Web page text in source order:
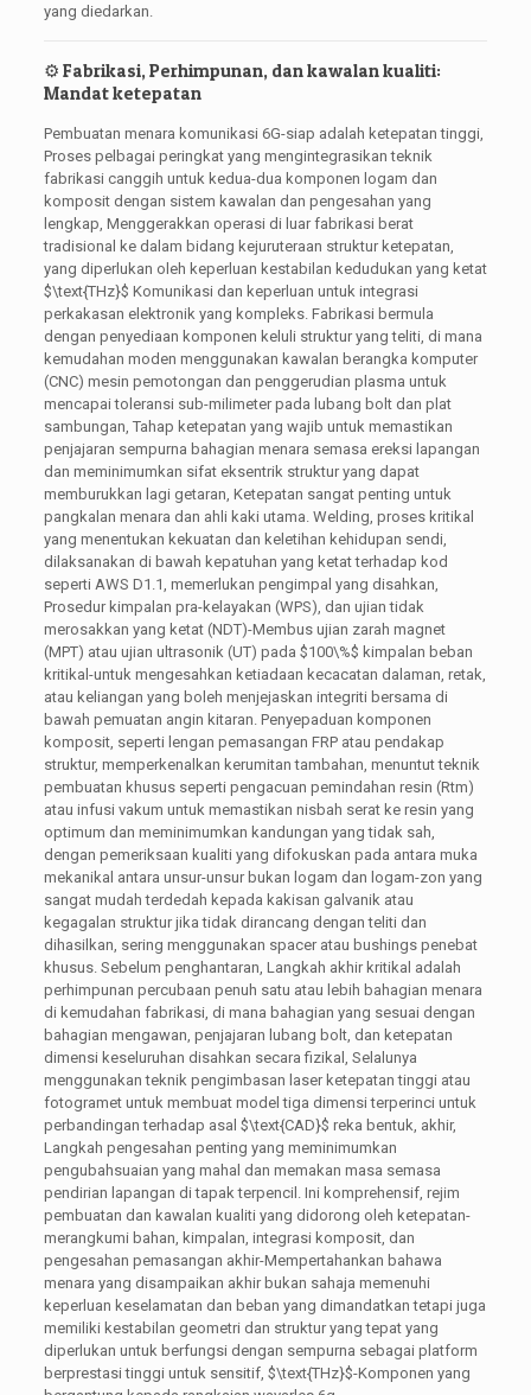
yang diedarkan.
⚙️ Fabrikasi, Perhimpunan, dan kawalan kualiti:
Mandat ketepatan
Pembuatan menara komunikasi 6G-siap adalah ketepatan tinggi,
Proses pelbagai peringkat yang mengintegrasikan teknik
fabrikasi canggih untuk kedua-dua komponen logam dan
komposit dengan sistem kawalan dan pengesahan yang
lengkap, Menggerakkan operasi di luar fabrikasi berat
tradisional ke dalam bidang kejuruteraan struktur ketepatan,
yang diperlukan oleh keperluan kestabilan kedudukan yang ketat
$\text{THz}$ Komunikasi dan keperluan untuk integrasi
perkakasan elektronik yang kompleks. Fabrikasi bermula
dengan penyediaan komponen keluli struktur yang teliti, di mana
kemudahan moden menggunakan kawalan berangka komputer
(CNC) mesin pemotongan dan penggerudian plasma untuk
mencapai toleransi sub-milimeter pada lubang bolt dan plat
sambungan, Tahap ketepatan yang wajib untuk memastikan
penjajaran sempurna bahagian menara semasa ereksi lapangan
dan meminimumkan sifat eksentrik struktur yang dapat
memburukkan lagi getaran, Ketepatan sangat penting untuk
pangkalan menara dan ahli kaki utama. Welding, proses kritikal
yang menentukan kekuatan dan keletihan kehidupan sendi,
dilaksanakan di bawah kepatuhan yang ketat terhadap kod
seperti AWS D1.1, memerlukan pengimpal yang disahkan,
Prosedur kimpalan pra-kelayakan (WPS), dan ujian tidak
merosakkan yang ketat (NDT)-Membus ujian zarah magnet
(MPT) atau ujian ultrasonik (UT) pada $100\%$ kimpalan beban
kritikal-untuk mengesahkan ketiadaan kecacatan dalaman, retak,
atau keliangan yang boleh menjejaskan integriti bersama di
bawah pemuatan angin kitaran. Penyepaduan komponen
komposit, seperti lengan pemasangan FRP atau pendakap
struktur, memperkenalkan kerumitan tambahan, menuntut teknik
pembuatan khusus seperti pengacuan pemindahan resin (Rtm)
atau infusi vakum untuk memastikan nisbah serat ke resin yang
optimum dan meminimumkan kandungan yang tidak sah,
dengan pemeriksaan kualiti yang difokuskan pada antara muka
mekanikal antara unsur-unsur bukan logam dan logam-zon yang
sangat mudah terdedah kepada kakisan galvanik atau
kegagalan struktur jika tidak dirancang dengan teliti dan
dihasilkan, sering menggunakan spacer atau bushings penebat
khusus. Sebelum penghantaran, Langkah akhir kritikal adalah
perhimpunan percubaan penuh satu atau lebih bahagian menara
di kemudahan fabrikasi, di mana bahagian yang sesuai dengan
bahagian mengawan, penjajaran lubang bolt, dan ketepatan
dimensi keseluruhan disahkan secara fizikal, Selalunya
menggunakan teknik pengimbasan laser ketepatan tinggi atau
fotogramet untuk membuat model tiga dimensi terperinci untuk
perbandingan terhadap asal $\text{CAD}$ reka bentuk, akhir,
Langkah pengesahan penting yang meminimumkan
pengubahsuaian yang mahal dan memakan masa semasa
pendirian lapangan di tapak terpencil. Ini komprehensif, rejim
pembuatan dan kawalan kualiti yang didorong oleh ketepatan-
merangkumi bahan, kimpalan, integrasi komposit, dan
pengesahan pemasangan akhir-Mempertahankan bahawa
menara yang disampaikan akhir bukan sahaja memenuhi
keperluan keselamatan dan beban yang dimandatkan tetapi juga
memiliki kestabilan geometri dan struktur yang tepat yang
diperlukan untuk berfungsi dengan sempurna sebagai platform
berprestasi tinggi untuk sensitif, $\text{THz}$-Komponen yang